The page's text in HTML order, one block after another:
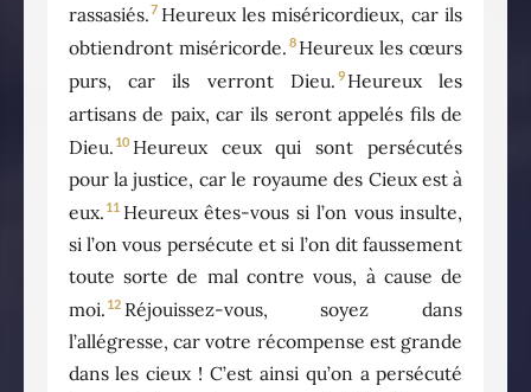
rassasiés.7 Heureux les miséricordieux, car ils
obtiendront miséricorde. 8 Heureux les cœurs
purs, car ils verront Dieu. 9 Heureux les
artisans de paix, car ils seront appelés fils de
Dieu. 10 Heureux ceux qui sont persécutés
pour la justice, car le royaume des Cieux est à
eux. 11 Heureux êtes-vous si l’on vous insulte,
si l’on vous persécute et si l’on dit faussement
toute sorte de mal contre vous, à cause de
moi. 12 Réjouissez-vous, soyez dans
l’allégresse, car votre récompense est grande
dans les cieux ! C’est ainsi qu’on a persécuté